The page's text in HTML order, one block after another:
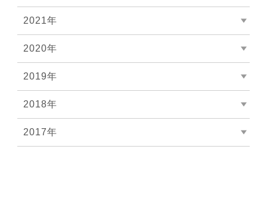
2021年
2020年
2019年
2018年
2017年